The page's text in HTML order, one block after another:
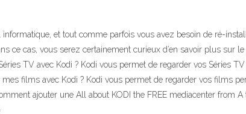
et tout comme parfois vous avez besoin de ré-
ce cas, vous serez certainement curieux d’en savoir plus sur
TV avec Kodi ? Kodi vous permet de regarder vos Séries
films avec Kodi ? Kodi vous permet de regarder vos films
ajouter une All about KODI the FREE mediacenter from